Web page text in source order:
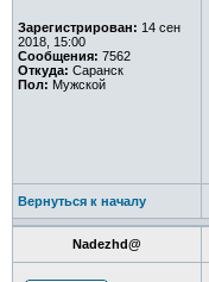
Зарегистрирован: 14 сен
2018, 15:00
Сообщения: 7562
Откуда: Саранск
Пол: Мужской
Вернуться к началу
Nadezhd@